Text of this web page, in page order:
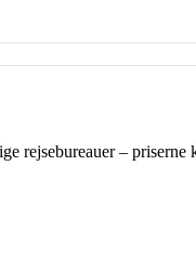
rejsebureauer – priserne